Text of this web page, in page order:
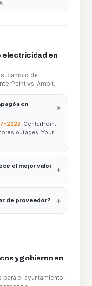
electricidad en
cambio de
vs. Ambit.
en
+
2222 CenterPoint
outages. Your
el mejor valor
+
de proveedor? +
y gobierno en
el ayuntamiento,